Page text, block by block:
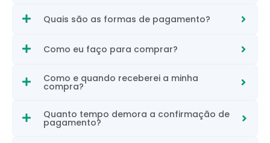
Quais são as formas de pagamento?
Como eu faço para comprar?
Como e quando receberei a minha
compra?
Quanto tempo demora a confirmação de
pagamento?